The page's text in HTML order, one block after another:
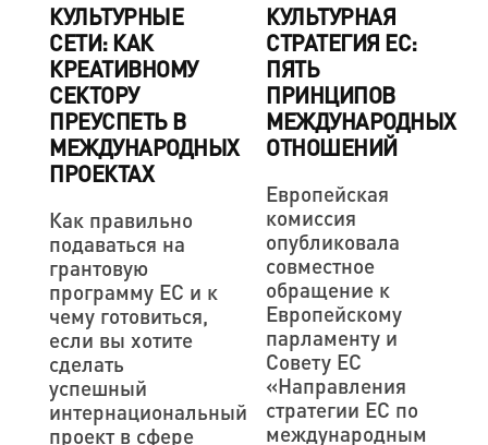
КУЛЬТУРНЫЕ
СЕТИ: КАК
КРЕАТИВНОМУ
СЕКТОРУ
ПРЕУСПЕТЬ В
МЕЖДУНАРОДНЫХ
ПРОЕКТАХ
Как правильно
подаваться на
грантовую
программу ЕС и к
чему готовиться,
если вы хотите
сделать
успешный
интернациональный
проект в сфере
КУЛЬТУРНАЯ
СТРАТЕГИЯ ЕС:
ПЯТЬ
ПРИНЦИПОВ
МЕЖДУНАРОДНЫХ
ОТНОШЕНИЙ
Европейская
комиссия
опубликовала
совместное
обращение к
Европейскому
парламенту и
Совету ЕС
«Направления
стратегии ЕС по
международным